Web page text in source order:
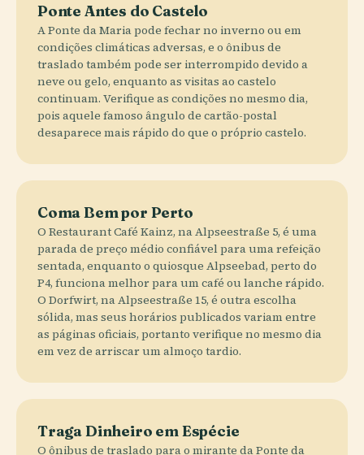
Ponte Antes do Castelo
A Ponte da Maria pode fechar no inverno ou em
condições climáticas adversas, e o ônibus de
traslado também pode ser interrompido devido a
neve ou gelo, enquanto as visitas ao castelo
continuam. Verifique as condições no mesmo dia,
pois aquele famoso ângulo de cartão-postal
desaparece mais rápido do que o próprio castelo.
Coma Bem por Perto
O Restaurant Café Kainz, na Alpseestraße 5, é uma
parada de preço médio confiável para uma refeição
sentada, enquanto o quiosque Alpseebad, perto do
P4, funciona melhor para um café ou lanche rápido.
O Dorfwirt, na Alpseestraße 15, é outra escolha
sólida, mas seus horários publicados variam entre
as páginas oficiais, portanto verifique no mesmo dia
em vez de arriscar um almoço tardio.
Traga Dinheiro em Espécie
O ônibus de traslado para o mirante da Ponte da